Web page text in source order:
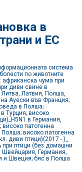
в
и ЕС
система
по животните
африканска чума при
диви свине в
Латвия, Полша,
Ауески във Франция;
в Полша;
Турция; високо
в Германия,
патогенна
високо патогенна
диви птици)(2017 - )_
при птици (без домашни
Швейцария, Германия,
и Швеция; бяс в Полша